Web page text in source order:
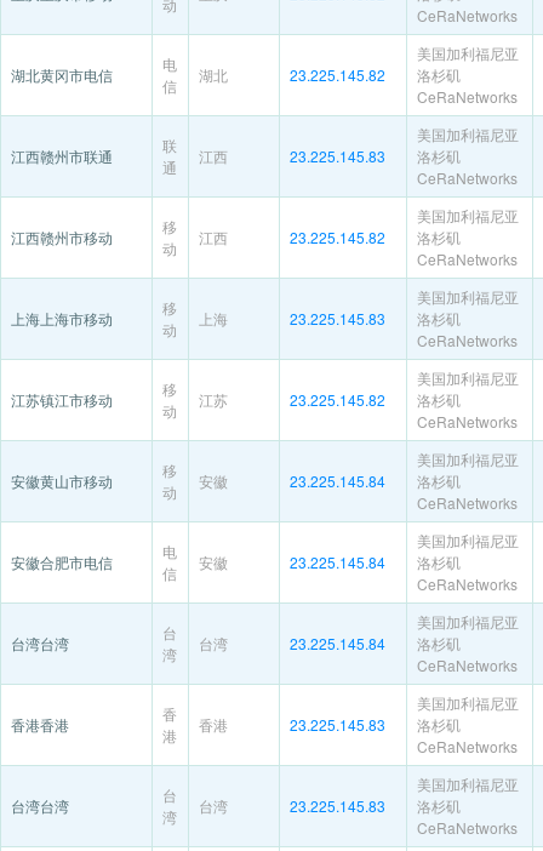
动
CeRaNetworks
湖北黄冈市电信
电
信
湖北 23.225.145.82
美国加利福尼亚
洛杉矶
CeRaNetworks
江西赣州市联通
联
通
江西 23.225.145.83
美国加利福尼亚
洛杉矶
CeRaNetworks
江西赣州市移动
移
动
江西 23.225.145.82
美国加利福尼亚
洛杉矶
CeRaNetworks
上海上海市移动
移
动
上海 23.225.145.83
美国加利福尼亚
洛杉矶
CeRaNetworks
江苏镇江市移动
移
动
江苏 23.225.145.82
美国加利福尼亚
洛杉矶
CeRaNetworks
安徽黄山市移动
移
动
安徽 23.225.145.84
美国加利福尼亚
洛杉矶
CeRaNetworks
安徽合肥市电信
电
信
安徽 23.225.145.84
美国加利福尼亚
洛杉矶
CeRaNetworks
台湾台湾
台
湾
台湾 23.225.145.84
美国加利福尼亚
洛杉矶
CeRaNetworks
香港香港
香
港
香港 23.225.145.83
美国加利福尼亚
洛杉矶
CeRaNetworks
台湾台湾
台
湾
台湾 23.225.145.83
美国加利福尼亚
洛杉矶
CeRaNetworks